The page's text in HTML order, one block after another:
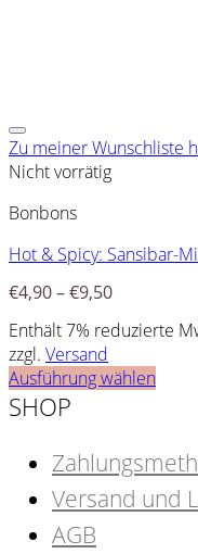
Zu meiner Wunschliste
Nicht vorrätig
Bonbons
Hot & Spicy: Sansibar-
€4,90–€9,50
Enthält 7% reduzierte
zzgl. Versand
Ausführung wählen
SHOP
Versand und
AGB